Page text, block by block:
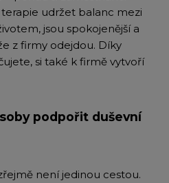
udržet balanc mezi
jsou spokojenější a
z firmy odejdou. Díky
si také k firmě vytvoří
podpořit duševní
není jedinou cestou.